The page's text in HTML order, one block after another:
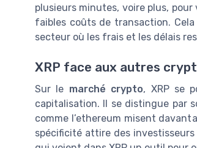
plusieurs minutes, voire plus,
faibles coûts de transaction.
secteur où les frais et les délais
XRP face aux autres
Sur le marché crypto, XRP se
capitalisation. Il se distingue par
comme l’ethereum misent
spécificité attire des